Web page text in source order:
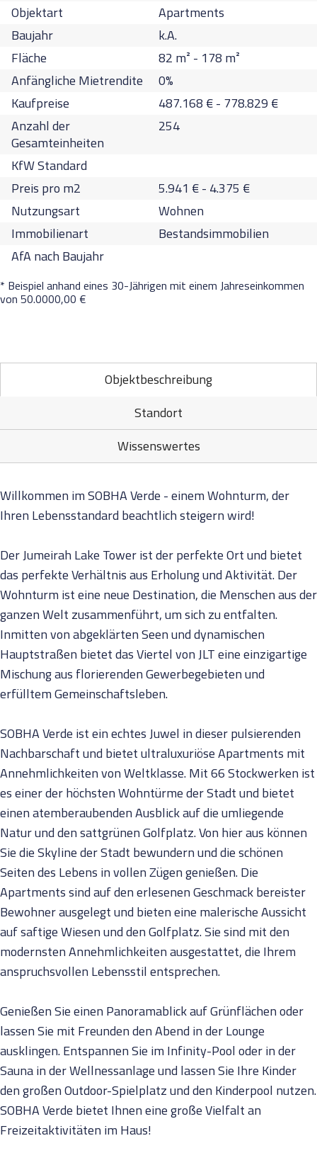
Objektart
Apartments
Baujahr
k.A.
Fläche
82 m² - 178 m²
Anfängliche Mietrendite
0%
Kaufpreise
487.168 €- 778.829 €
Anzahl der
Gesamteinheiten
254
KfW Standard
Preis pro m2
5.941 €- 4.375 €
Nutzungsart
Wohnen
Immobilienart
Bestandsimmobilien
AfA nach Baujahr
* Beispiel anhand eines 30-Jährigen mit einem Jahreseinkommen
von 50.0000,00 €
Objektbeschreibung
Standort
Wissenswertes
Willkommen im SOBHA Verde - einem Wohnturm, der
Ihren Lebensstandard beachtlich steigern wird!
Der Jumeirah Lake Tower ist der perfekte Ort und bietet
das perfekte Verhältnis aus Erholung und Aktivität. Der
Wohnturm ist eine neue Destination, die Menschen aus der
ganzen Welt zusammenführt, um sich zu entfalten.
Inmitten von abgeklärten Seen und dynamischen
Hauptstraßen bietet das Viertel von JLT eine einzigartige
Mischung aus florierenden Gewerbegebieten und
erfülltem Gemeinschaftsleben.
SOBHA Verde ist ein echtes Juwel in dieser pulsierenden
Nachbarschaft und bietet ultraluxuriöse Apartments mit
Annehmlichkeiten von Weltklasse. Mit 66 Stockwerken ist
es einer der höchsten Wohntürme der Stadt und bietet
einen atemberaubenden Ausblick auf die umliegende
Natur und den sattgrünen Golfplatz. Von hier aus können
Sie die Skyline der Stadt bewundern und die schönen
Seiten des Lebens in vollen Zügen genießen. Die
Apartments sind auf den erlesenen Geschmack bereister
Bewohner ausgelegt und bieten eine malerische Aussicht
auf saftige Wiesen und den Golfplatz. Sie sind mit den
modernsten Annehmlichkeiten ausgestattet, die Ihrem
anspruchsvollen Lebensstil entsprechen.
Genießen Sie einen Panoramablick auf Grünflächen oder
lassen Sie mit Freunden den Abend in der Lounge
ausklingen. Entspannen Sie im Infinity-Pool oder in der
Sauna in der Wellnessanlage und lassen Sie Ihre Kinder
den großen Outdoor-Spielplatz und den Kinderpool nutzen.
SOBHA Verde bietet Ihnen eine große Vielfalt an
Freizeitaktivitäten im Haus!